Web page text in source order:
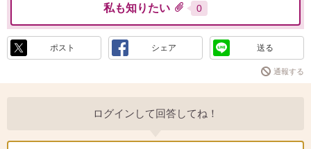
私も知りたい 0
ポスト シェア 送る
通報する
ログインして回答してね！